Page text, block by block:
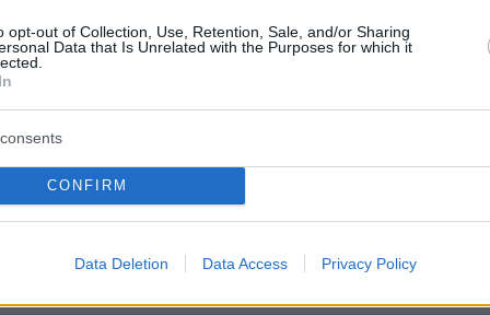
opt-out of Collection, Use, Retention, Sale, and/or Sharing
Data that Is Unrelated with the Purposes for which it
CONFIRM
Data Deletion Data Access Privacy Policy
τη λίστα με 50 από τις 132 περιπτώσεις
εδώ: